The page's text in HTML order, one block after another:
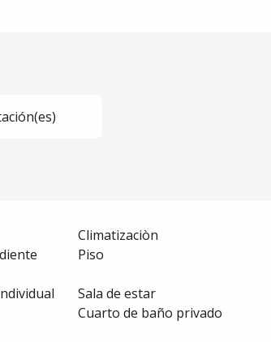
Climatizaciòn
Piso
Sala de estar
Cuarto de baño privado